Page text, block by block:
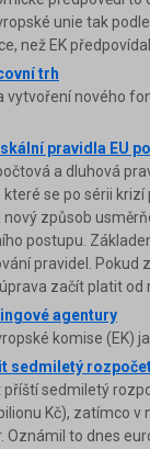
unie tak
než EK
trh
vytvoření nového
pravidla EU
a dluhová
se po sérii
způsob
postupu.
pravidel. Pokud
začít platit od
agentury
komise (EK)
sedmiletý
sedmiletý
Kč), zatímco
Oznámil to dnes